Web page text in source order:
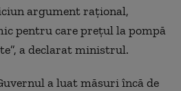
argument rațional,
pentru care prețul la pompă
a declarat ministrul.
a luat măsuri încă de